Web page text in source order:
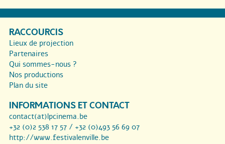
RACCOURCIS
Lieux de projection
Partenaires
Qui sommes-nous ?
Nos productions
Plan du site
INFORMATIONS ET CONTACT
contact(at)lpcinema.be
+32 (0)2 538 17 57 / +32 (0)493 56 69 07
http://www.festivalenville.be